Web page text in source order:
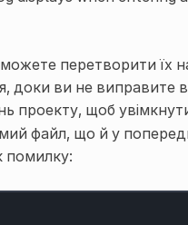
перетворити їх
доки ви не виправите
проекту, щоб
файл, що й у
помилку: